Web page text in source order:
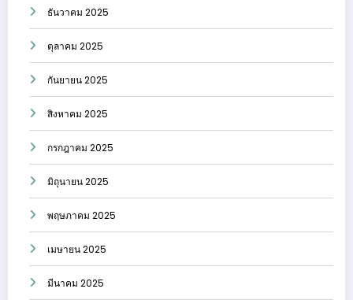
ธันวาคม 2025
ตุลาคม 2025
กันยายน 2025
สิงหาคม 2025
กรกฎาคม 2025
มิถุนายน 2025
พฤษภาคม 2025
เมษายน 2025
มีนาคม 2025